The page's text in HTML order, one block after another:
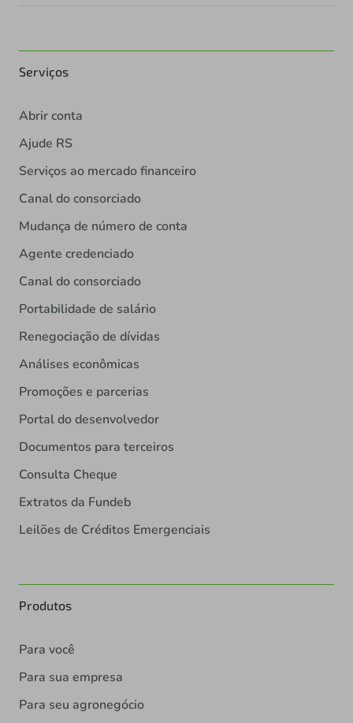
Serviços
Abrir conta
Ajude RS
Serviços ao mercado financeiro
Canal do consorciado
Mudança de número de conta
Agente credenciado
Canal do consorciado
Portabilidade de salário
Renegociação de dívidas
Análises econômicas
Promoções e parcerias
Portal do desenvolvedor
Documentos para terceiros
Consulta Cheque
Extratos da Fundeb
Leilões de Créditos Emergenciais
Produtos
Para você
Para sua empresa
Para seu agronegócio